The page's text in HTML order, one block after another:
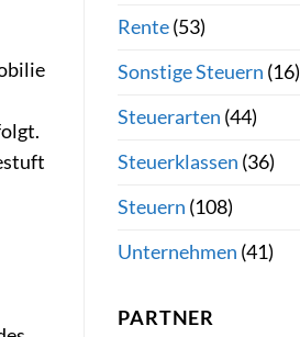
Rente(53)
Sonstige Steuern (16)
Steuerarten (44)
Steuerklassen (36)
Steuern (108)
Unternehmen (41)
PARTNER